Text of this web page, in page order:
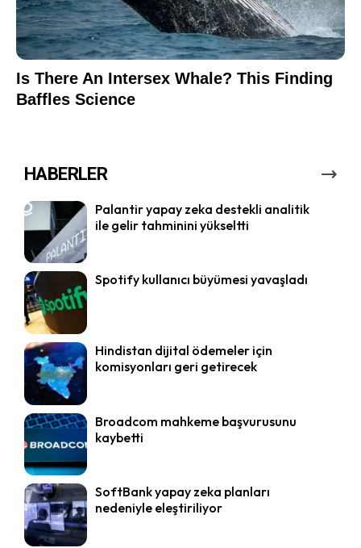
HABERLER
Palantir yapay zeka destekli analitik
ile gelir tahminini yükseltti
Spotify kullanıcı büyümesi yavaşladı
Hindistan dijital ödemeler için
komisyonları geri getirecek
Broadcom mahkeme başvurusunu
kaybetti
SoftBank yapay zeka planları
nedeniyle eleştiriliyor